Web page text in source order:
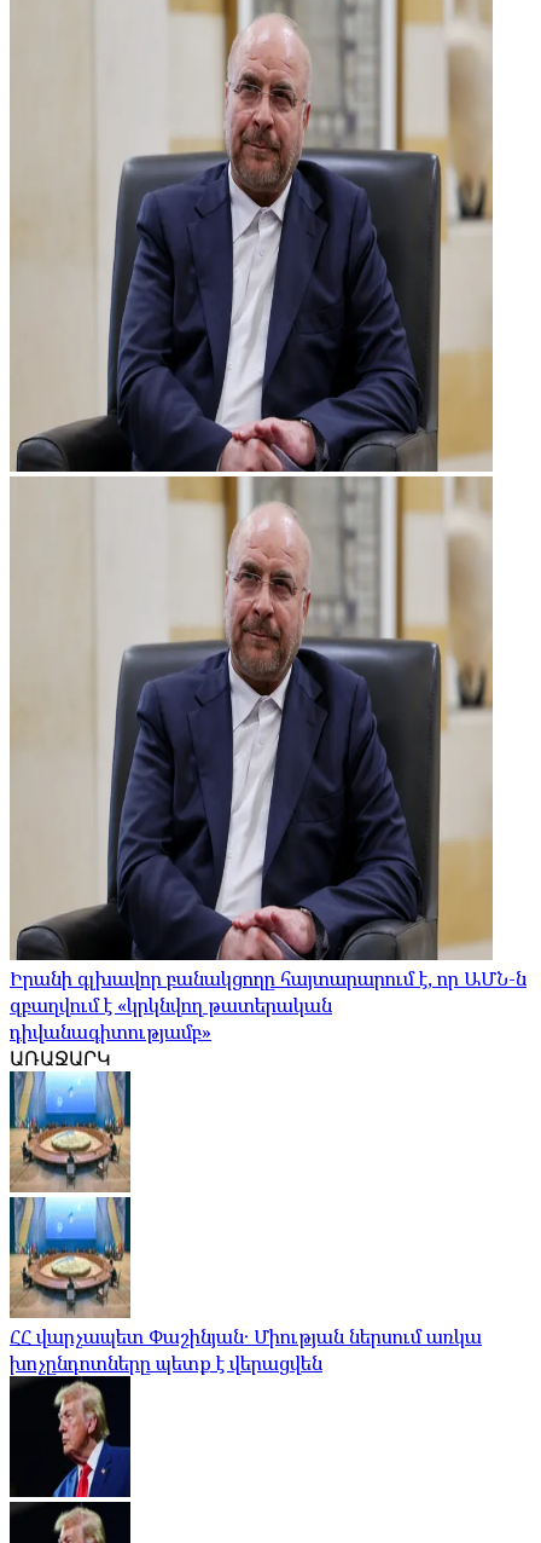
Իրանի գլխավոր բանակցողը հայտարարում է, որ ԱՄՆ-ն
զբաղվում է «կրկնվող թատերական
դիվանագիտությամբ»
ԱՌԱՋԱՐԿ
ՀՀ վարչապետ Փաշինյան․ Միության ներսում առկա
խոչընդոտները պետք է վերացվեն